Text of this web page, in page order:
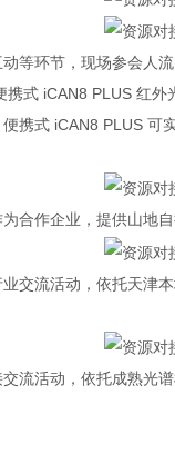
等环节，现场参会人
式 iCAN8 PLUS 红
携式 iCAN8 PLUS
合作企业，提供山地
交流活动，依托天津
流活动，依托成熟光